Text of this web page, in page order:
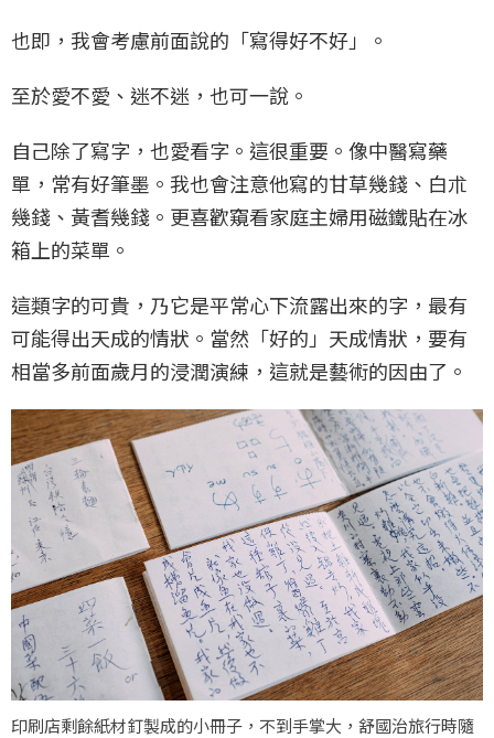
也即，我會考慮前面說的「寫得好不好」。
至於愛不愛、迷不迷，也可一說。
自己除了寫字，也愛看字。這很重要。像中醫寫藥
單，常有好筆墨。我也會注意他寫的甘草幾錢、白朮
幾錢、黃耆幾錢。更喜歡窺看家庭主婦用磁鐵貼在冰
箱上的菜單。
這類字的可貴，乃它是平常心下流露出來的字，最有
可能得出天成的情狀。當然「好的」天成情狀，要有
相當多前面歲月的浸潤演練，這就是藝術的因由了。
印刷店剩餘紙材釘製成的小冊子，不到手掌大，舒國治旅行時隨